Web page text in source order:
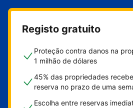
Registo gratuito
Proteção contra danos na
1 milhão de dólares
45% das propriedades
reserva no prazo de uma
Escolha entre reservas